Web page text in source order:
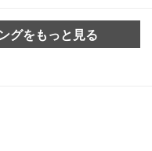
グをもっと見る